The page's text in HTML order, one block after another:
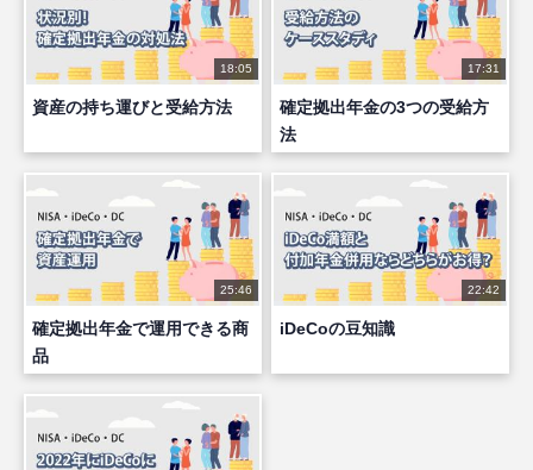
18:05
資産の持ち運びと受給方法
17:31
確定拠出年金の3つの受給方
法
25:46
確定拠出年金で運用できる商
品
22:42
iDeCoの豆知識